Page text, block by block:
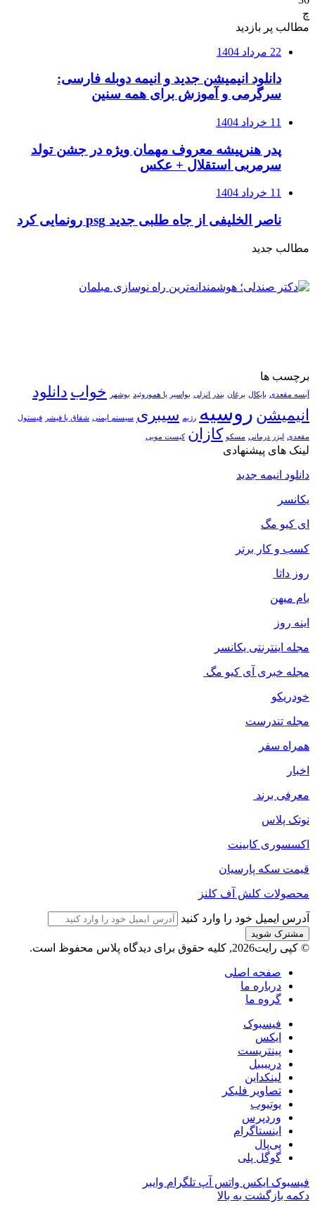
چ
مطالب پر بازدید
22 مرداد 1404
دانلود انیمیشن جدید و انیمه دوبله فارسی:
سرگرمی و آموزش برای همه سنین
11 خرداد 1404
پدر هنرپیشه معروف مهمان ویژه در جشن تولد
سرمربی استقلال + عکس
11 خرداد 1404
ناصر الخلیفی از جاه طلبی جدید psg رونمایی کرد
مطالب جدید
برچسب ها
آبسه مقعدی بایکال برغان بندر انزلی بواسیر یا هموروئید بوشهر خواب دانلود
انیمیشن روسیه رژیم سیبری سیستم ایمنی شقاق یا فیشر فیستول
مقعدی لیزر درمانی مسکو کازان کیست مویی
لینک های پیشنهادی
دانلود انیمه جدید
یکانسر
ای کیو مگ
کسب و کار برتر
روز داتا
بام میهن
اینه روز
مجله اینترنتی یکانسر
مجله خبری آی کیو مگ
خودریکو
مجله‌ تندرست
همراه سفر
اخبار
معرفی برند
نوتک پلاس
اکسسوری کابینت
قیمت سکه پارسیان
محصولات کلش آف کلنز
آدرس ایمیل خود را وارد کنید
© کپی رایت2026, کلیه حقوق برای دیدگاه پلاس محفوظ است.
صفحه اصلی
درباره ما
گروه ما
فیسبوک
ایکس
پینتریست
دریبببل
لینکداین
تصاویر فلیکر
یوتیوب
وردپرس
اینستاگرام
پی‌پال
گوگل پلی
فیسبوک ایکس واتس آپ تلگرام وایبر
دکمه بازگشت به بالا